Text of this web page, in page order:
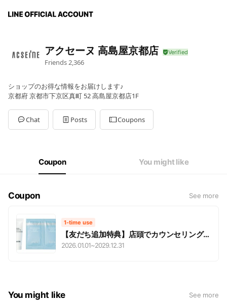
アクセーヌ 高島屋京都店
Friends 2,366
ショップのお得な情報をお届けします♪
京都府 京都市下京区真町 52 高島屋京都店1F
Chat Posts Coupons
Coupon You might like
Coupon See more
1-time use
【友だち追加特典】店頭でカウンセリング
サービスを受けられた方にサンプルセット
2026.01.01~2029.12.31
You might like See more